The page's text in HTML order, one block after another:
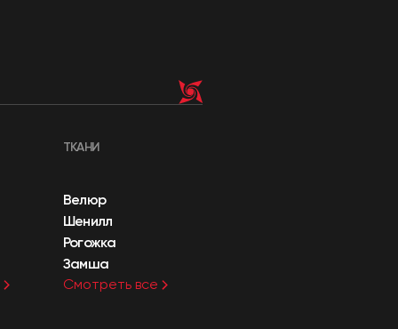
ТКАНИ
Велюр
Шенилл
Рогожка
Замша
Смотреть все